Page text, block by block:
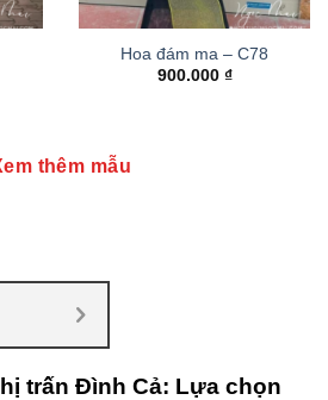
Hoa đám ma – C78
900.000 ₫
thêm mẫu
trấn Đình Cả: Lựa chọn